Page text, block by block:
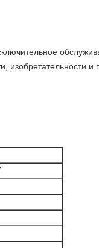
изобретательности и